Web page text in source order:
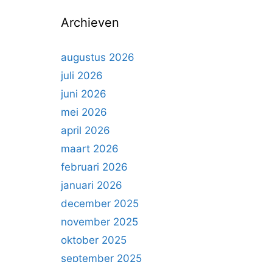
n
a
r
:
Archieven
augustus 2026
juli 2026
juni 2026
mei 2026
april 2026
maart 2026
februari 2026
januari 2026
december 2025
november 2025
oktober 2025
september 2025